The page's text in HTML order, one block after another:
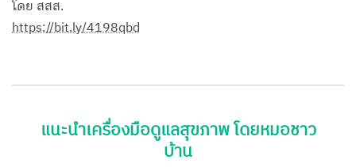
โดย สสส.
https://bit.ly/4198qbd
แนะนำเครื่องมือดูแลสุขภาพ โดยหมอชาว
บ้าน